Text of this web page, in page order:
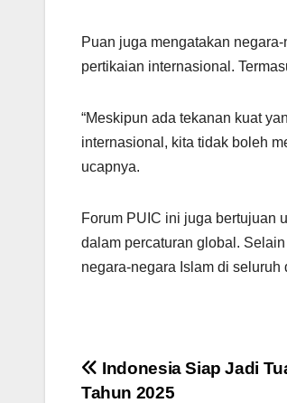
Puan juga mengatakan
pertikaian internasional.
“Meskipun ada tekanan kuat
internasional, kita tidak boleh
ucapnya.
Forum PUIC ini juga bertujuan
dalam percaturan global.
negara-negara Islam di seluruh
Post
Indonesia Siap Jadi
Tahun 2025